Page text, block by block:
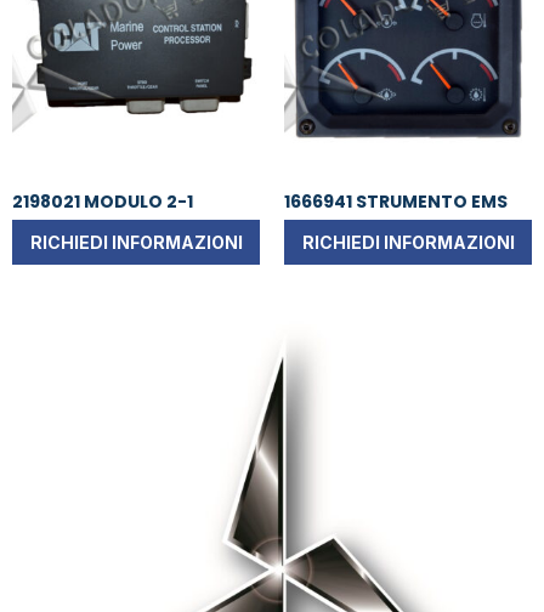
2198021 MODULO 2-1
RICHIEDI INFORMAZIONI
1666941 STRUMENTO EMS
RICHIEDI INFORMAZIONI